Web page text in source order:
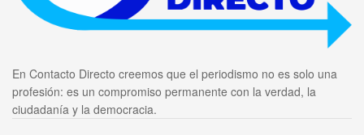
En Contacto Directo creemos que el periodismo no es solo una
profesión: es un compromiso permanente con la verdad, la
ciudadanía y la democracia.